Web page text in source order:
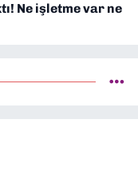
Ne işletme var ne